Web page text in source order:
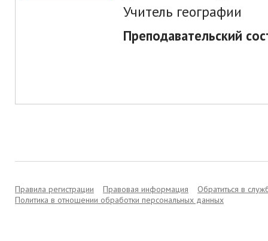
Учитель географии
Преподавательский
Правила регистрации Правовая информация
Обратиться в
Политика в отношении обработки персональных данных